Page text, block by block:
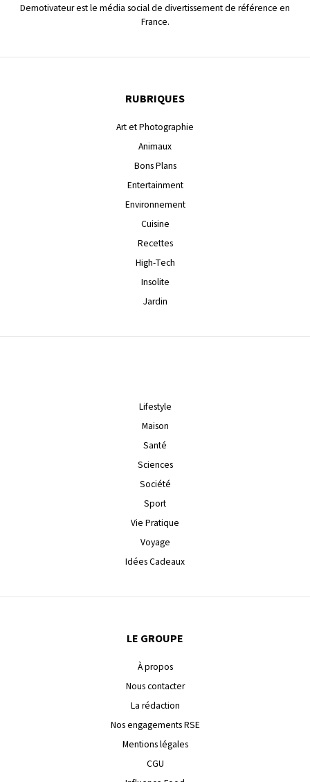
Demotivateur est le média social de divertissement de référence en
France.
RUBRIQUES
Art et Photographie
Animaux
Bons Plans
Entertainment
Environnement
Cuisine
Recettes
High-Tech
Insolite
Jardin
Lifestyle
Maison
Santé
Sciences
Société
Sport
Vie Pratique
Voyage
Idées Cadeaux
LE GROUPE
À propos
Nous contacter
La rédaction
Nos engagements RSE
Mentions légales
CGU